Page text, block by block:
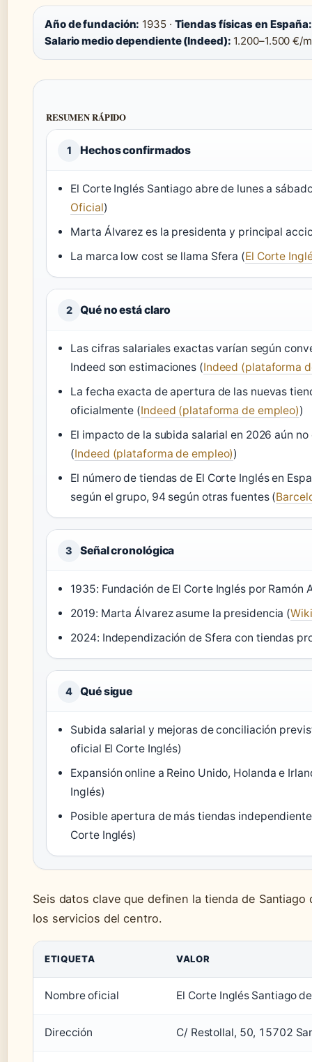
Año de fundación: 1935 · Tiendas físicas en España:
Salario medio dependiente (Indeed): 1.200–1.500 €/
RESUMEN RÁPIDO
1 Hechos confirmados
El Corte Inglés Santiago abre de lunes a
Oficial)
Marta Álvarez es la presidenta y principal
La marca low cost se llama Sfera (El Corte
2 Qué no está claro
Las cifras salariales exactas varían según
Indeed son estimaciones (Indeed (plataforma
La fecha exacta de apertura de las nuevas
oficialmente (Indeed (plataforma de empleo))
El impacto de la subida salarial en 2026 aún
(Indeed (plataforma de empleo))
El número de tiendas de El Corte Inglés en
según el grupo, 94 según otras fuentes (
3 Señal cronológica
1935: Fundación de El Corte Inglés por Ramón
2019: Marta Álvarez asume la presidencia (
2024: Independización de Sfera con tiendas
4 Qué sigue
Subida salarial y mejoras de conciliación
oficial El Corte Inglés)
Expansión online a Reino Unido, Holanda e
Inglés)
Posible apertura de más tiendas
Corte Inglés)
Seis datos clave que definen la tienda de
los servicios del centro.
ETIQUETA VALOR
Nombre oficial El Corte Inglés Santiago
Dirección C/ Restollal, 50, 15702